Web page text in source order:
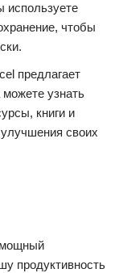
используете
чтобы
предлагает
узнать
книги и
своих
продуктивность